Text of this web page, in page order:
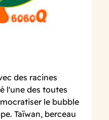
des racines
l'une des toutes
le bubble
Taïwan, berceau